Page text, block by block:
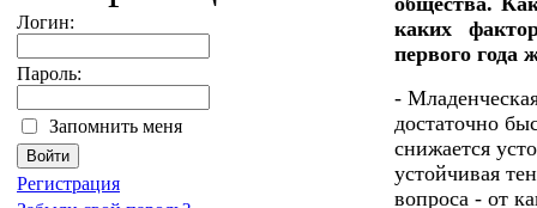
Логин:
Пароль:
Запомнить меня
Регистрация
каких
первого года
-
достаточно
снижается
устойчивая
вопроса - от